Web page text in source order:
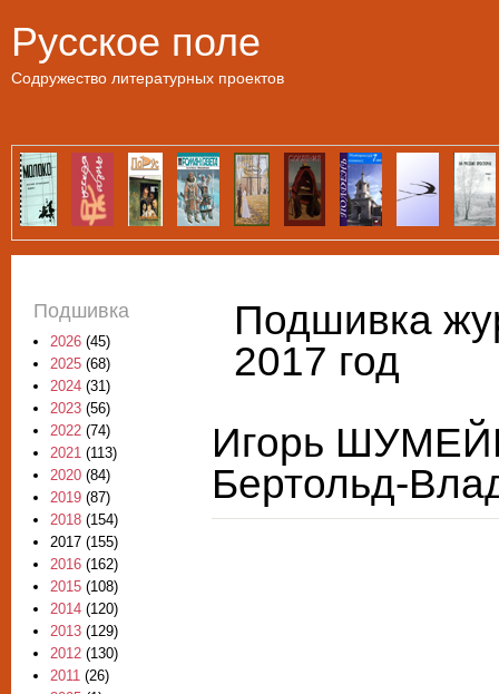
Русское поле
Содружество литературных проектов
Подшивка
2017 год
Игорь
Бертольд-
Подшивка
2026 (45)
2025 (68)
2024 (31)
2023 (56)
2022 (74)
2021 (113)
2020 (84)
2019 (87)
2018 (154)
2017 (155)
2016 (162)
2015 (108)
2014 (120)
2013 (129)
2012 (130)
2011 (26)